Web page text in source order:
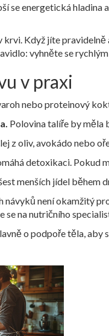
se energetická hladina
krvi. Když jíte
vyhněte se
v praxi
nebo proteinový
Polovina talíře by měla
z oliv, avokádo nebo
detoxikaci. Pokud
menších jídel během
není okamžitý
na nutričního
o podpoře těla,